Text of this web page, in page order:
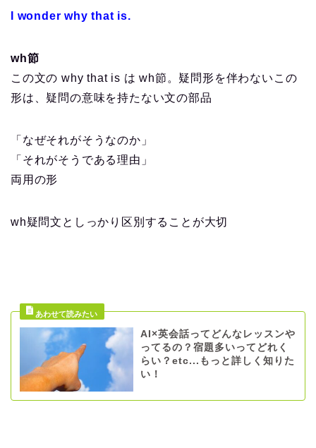
I wonder why that is.
wh節
この文の why that is は wh節。疑問形を伴わないこの
形は、疑問の意味を持たない文の部品
「なぜそれがそうなのか」
「それがそうである理由」
両用の形
wh疑問文としっかり区別することが大切
AI×英会話ってどんなレッスンや
ってるの？宿題多いってどれく
らい？etc...もっと詳しく知りた
い！